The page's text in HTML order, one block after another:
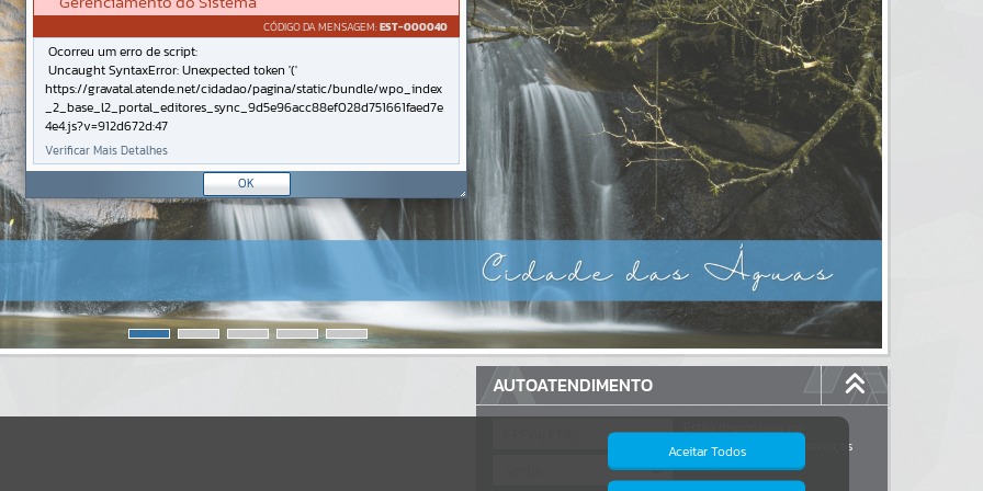
AUTOATENDIMENTO
Estão disponíveis no
autoatendimento
serviços
dos quais...
Aceitar Todos
CÓDIGO DA MENSAGEM:EST-000040
Ocorreu um erro de script:
Uncaught SyntaxError: Unexpected token '('
https://gravatal.atende.net/cidadao/pagina/static/bundle/wpo_index
_2_base_l2_portal_editores_sync_9d5e96acc88ef028d751661faed7e
4e4.js?v=912d672d:47
Verificar Mais Detalhes
OK